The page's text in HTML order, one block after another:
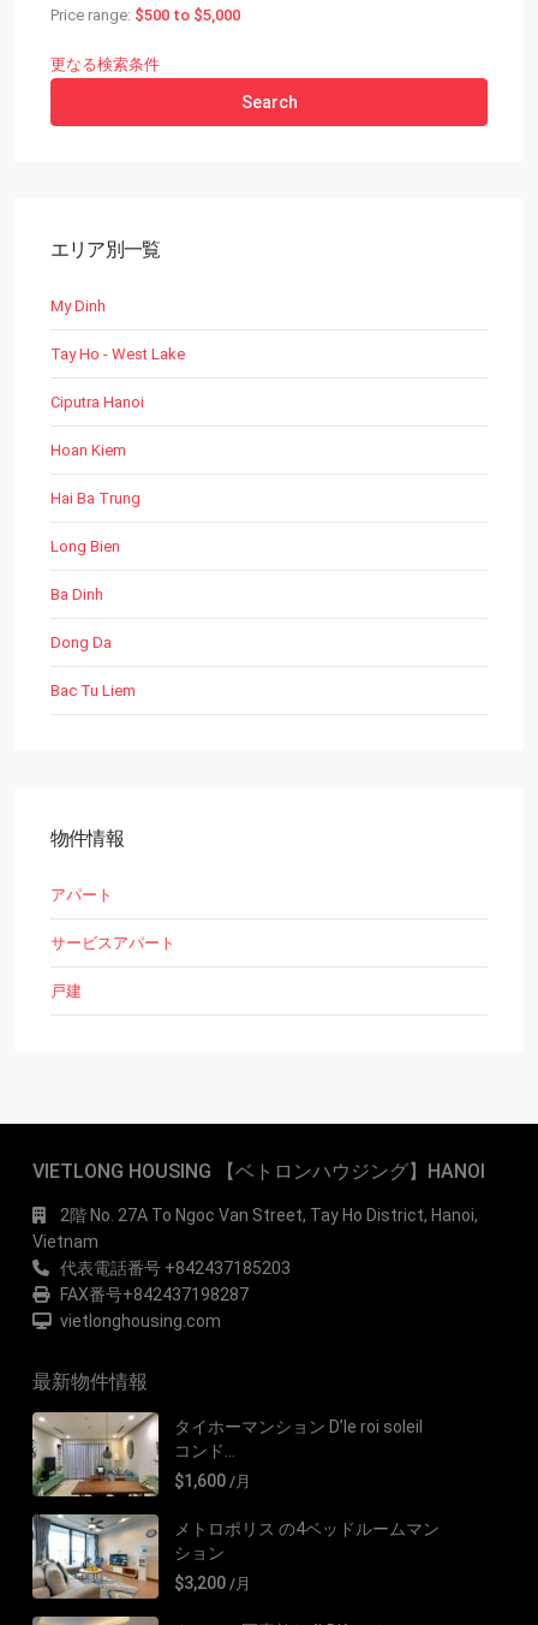
Price range: $500 to $5,000
更なる検索条件
Search
エリア別一覧
My Dinh
Tay Ho - West Lake
Ciputra Hanoi
Hoan Kiem
Hai Ba Trung
Long Bien
Ba Dinh
Dong Da
Bac Tu Liem
物件情報
アパート
サービスアパート
戸建
VIETLONG HOUSING 【ベトロンハウジング】HANOI
2階 No. 27A To Ngoc Van Street, Tay Ho District, Hanoi,
Vietnam
代表電話番号 +842437185203
FAX番号+842437198287
vietlonghousing.com
最新物件情報
タイホーマンション D’le roi soleil
コンド...
$1,600 /月
メトロポリス の4ベッドルームマン
ション
$3,200 /月